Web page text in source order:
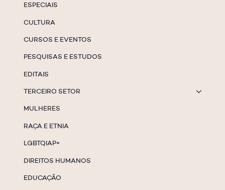
ESPECIAIS
CULTURA
CURSOS E EVENTOS
PESQUISAS E ESTUDOS
EDITAIS
TERCEIRO SETOR
MULHERES
RAÇA E ETNIA
LGBTQIAP+
DIREITOS HUMANOS
EDUCAÇÃO